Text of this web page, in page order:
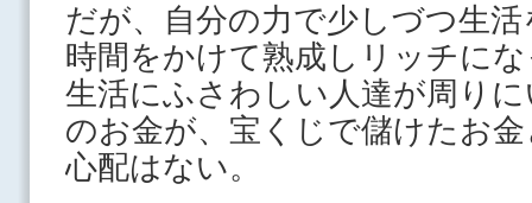
だが、自分の力で少しづつ生
時間をかけて熟成しリッチに
生活にふさわしい人達が周り
のお金が、宝くじで儲けたお
心配はない。